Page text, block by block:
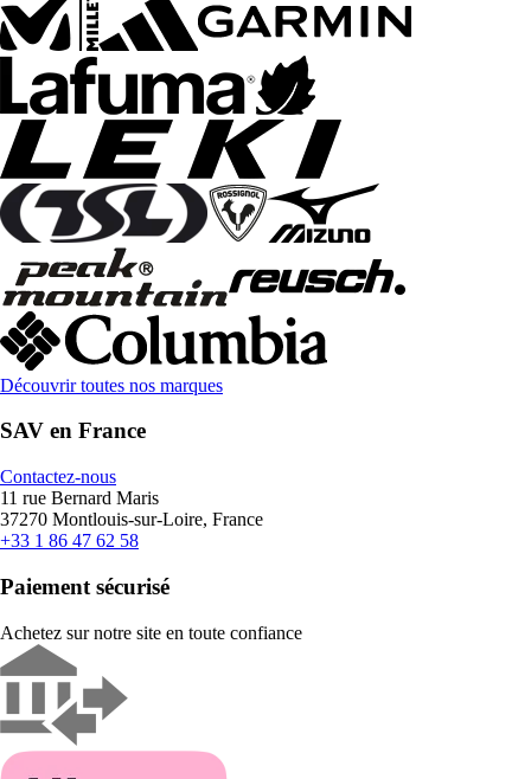
Découvrir toutes nos marques
SAV en France
Contactez-nous
11 rue Bernard Maris
37270 Montlouis-sur-Loire, France
+33 1 86 47 62 58
Paiement sécurisé
Achetez sur notre site en toute confiance